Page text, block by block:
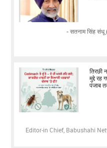
- सतनाम सिंह संधू
तिरछी
मुद्दे रह
पंजाब
Editor-in Chief, Babushahi